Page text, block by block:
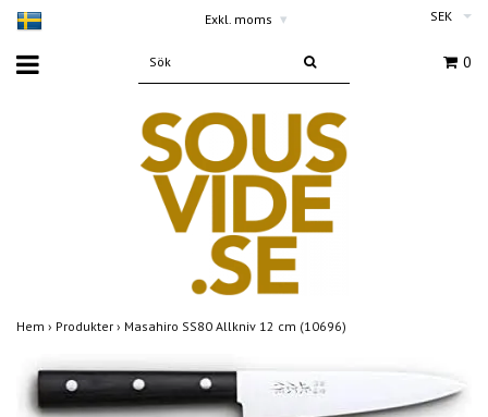
Exkl. moms ▾ SEK
0
Hem › Produkter › Masahiro SS80 Allkniv 12 cm (10696)